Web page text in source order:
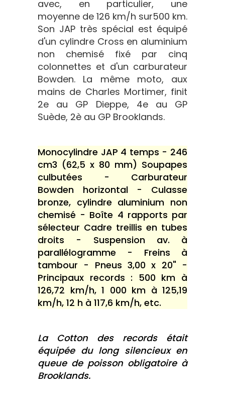
avec, en particulier, une
moyenne de 126 km/h sur500 km.
Son JAP très spécial est équipé
d'un cylindre Cross en aluminium
non chemisé fixé par cinq
colonnettes et d'un carburateur
Bowden. La même moto, aux
mains de Charles Mortimer, finit
2e au GP Dieppe, 4e au GP
Suède, 2è au GP Brooklands.
Monocylindre JAP 4 temps - 246
cm3 (62,5 x 80 mm) Soupapes
culbutées - Carburateur
Bowden horizontal - Culasse
bronze, cylindre aluminium non
chemisé - Boîte 4 rapports par
sélecteur Cadre treillis en tubes
droits - Suspension av. à
parallélogramme - Freins à
tambour - Pneus 3,00 x 20" -
Principaux records : 500 km à
126,72 km/h, 1 000 km à 125,19
km/h, 12 h à 117,6 km/h, etc.
La Cotton des records était
équipée du long silencieux en
queue de poisson obligatoire à
Brooklands.